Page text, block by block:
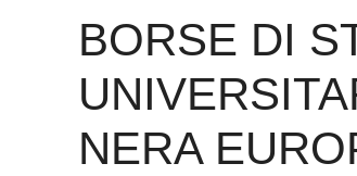
BORSE DI
NERA